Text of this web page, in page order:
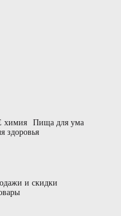
химия
Пища для ума
здоровья
и скидки